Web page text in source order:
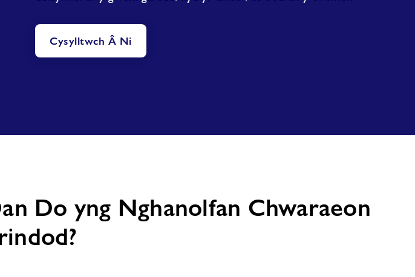
Cysylltwch Â Ni
Do yng Nghanolfan Chwaraeon